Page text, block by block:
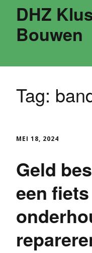
DHZ
Bouwen
Tag:
MEI 18, 2024
Geld
een